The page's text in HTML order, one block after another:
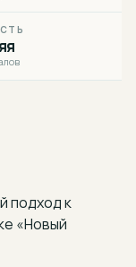
подход к
«Новый